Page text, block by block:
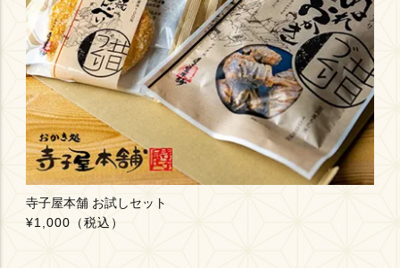
寺子屋本舗 お試しセット
¥1,000 （税込）